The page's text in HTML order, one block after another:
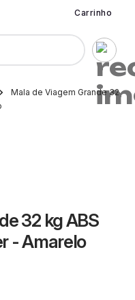
Carrinho
Mala de Viagem Grande 32
32 kg ABS
- Amarelo